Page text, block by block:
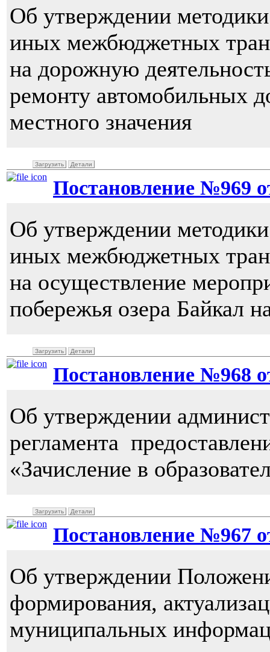
Об утверждении
иных межбюджетных
на дорожную
ремонту автомобильных
местного значения
Загрузить Детали
Постановление №969
Об утверждении
иных межбюджетных
на осуществление
побережья озера Байкал
Загрузить Детали
Постановление №968
Об утверждении
регламента
«Зачисление в
Загрузить Детали
Постановление №967
Об утверждении
формирования,
муниципальных